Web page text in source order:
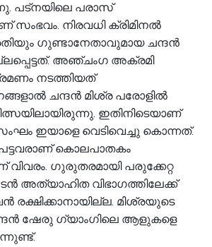
പട്‌നയിലെ പരാസ്
നിരവധി ക്രിമിനൽ
ഗുണ്ടാനേതാവുമായ ചന്ദൻ
അഞ്ചംഗ അക്രമി
നടത്തിയത്
ചന്ദൻ മിശ്ര പരോളിൽ
ഇതിനിടെയാണ്
ഇയാളെ വെടിവെച്ചു കൊന്നത്.
കൊലപാതകം
വിവരം. ഗുരുതരമായി പരുക്കേറ്റ
അത്യാഹിത വിഭാഗത്തിലേക്ക്
രക്ഷിക്കാനായില്ല. മിശ്രയുടെ
ഷേരു ഗ്യാംഗിലെ ആളുകളെ